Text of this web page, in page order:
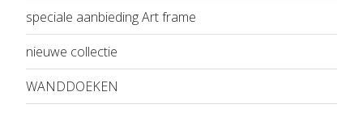
speciale aanbieding Art frame
nieuwe collectie
WANDDOEKEN